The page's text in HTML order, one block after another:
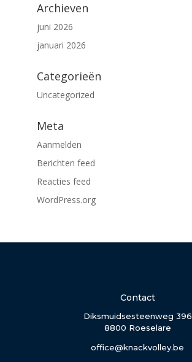
Archieven
juni 2026
januari 2026
Categorieën
Uncategorized
Meta
Aanmelden
Berichten feed
Reacties feed
WordPress.org
Contact
Diksmuidsesteenweg 396
8800 Roeselare
office@knackvolley.be